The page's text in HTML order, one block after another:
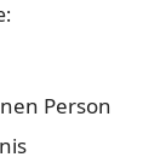
Person